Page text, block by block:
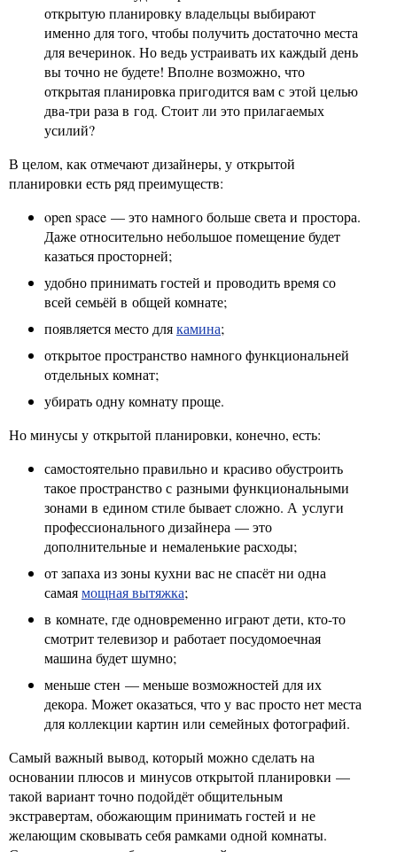
открытую планировку владельцы выбирают
именно для того, чтобы получить достаточно места
для вечеринок. Но ведь устраивать их каждый день
вы точно не будете! Вполне возможно, что
открытая планировка пригодится вам с этой целью
два-три раза в год. Стоит ли это прилагаемых
усилий?
В целом, как отмечают дизайнеры, у открытой
планировки есть ряд преимуществ:
open space — это намного больше света и простора.
Даже относительно небольшое помещение будет
казаться просторней;
удобно принимать гостей и проводить время со
всей семьёй в общей комнате;
появляется место длякамина;
открытое пространство намного функциональней
отдельных комнат;
убирать одну комнату проще.
Но минусы у открытой планировки, конечно, есть:
самостоятельно правильно и красиво обустроить
такое пространство с разными функциональными
зонами в едином стиле бывает сложно. А услуги
профессионального дизайнера — это
дополнительные и немаленькие расходы;
от запаха из зоны кухни вас не спасёт ни одна
самаямощная вытяжка;
в комнате, где одновременно играют дети, кто-то
смотрит телевизор и работает посудомоечная
машина будет шумно;
меньше стен — меньше возможностей для их
декора. Может оказаться, что у вас просто нет места
для коллекции картин или семейных фотографий.
Самый важный вывод, который можно сделать на
основании плюсов и минусов открытой планировки —
такой вариант точно подойдёт общительным
экстравертам, обожающим принимать гостей и не
желающим сковывать себя рамками одной комнаты.